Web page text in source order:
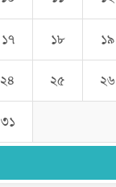
১৭ ১৮ ১৯
২৪ ২৫ ২৬
৩১